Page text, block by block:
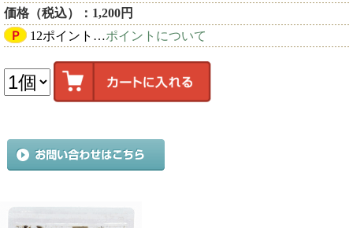
価格（税込）：1,200円
Ｐ
12ポイント…ポイントについて